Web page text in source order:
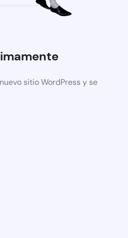
sitio WordPress y se